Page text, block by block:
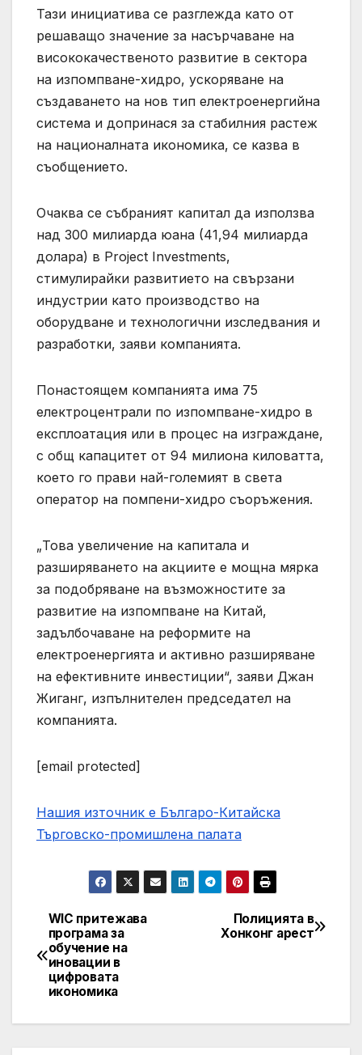
Тази инициатива се разглежда като от
решаващо значение за насърчаване на
висококачественото развитие в сектора
на изпомпване-хидро, ускоряване на
създаването на нов тип електроенергийна
система и допринася за стабилния растеж
на националната икономика, се казва в
съобщението.
Очаква се събраният капитал да използва
над 300 милиарда юана (41,94 милиарда
долара) в Project Investments,
стимулирайки развитието на свързани
индустрии като производство на
оборудване и технологични изследвания и
разработки, заяви компанията.
Понастоящем компанията има 75
електроцентрали по изпомпване-хидро в
експлоатация или в процес на изграждане,
с общ капацитет от 94 милиона киловатта,
което го прави най-големият в света
оператор на помпени-хидро съоръжения.
„Това увеличение на капитала и
разширяването на акциите е мощна мярка
за подобряване на възможностите за
развитие на изпомпване на Китай,
задълбочаване на реформите на
електроенергията и активно разширяване
на ефективните инвестиции“, заяви Джан
Жиганг, изпълнителен председател на
компанията.
[email protected]
Нашия източник е Българо-Китайска
Търговско-промишлена палaта
Post
navigation
Полицията в
Хонконг арест
WIC притежава
програма за
обучение на
иновации в
цифровата
икономика